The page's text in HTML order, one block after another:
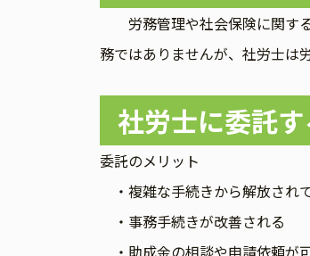
労務管理や社会保険に関する
務ではありませんが、社労士は
社労士に委託
委託のメリット
・複雑な手続きから解放され
・事務手続きが改善される
・助成金の相談や申請依頼が